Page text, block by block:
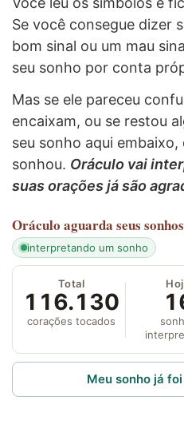
Se você consegue dizer
bom sinal ou um mau
seu sonho por conta
Mas se ele pareceu
encaixam, ou se restou
seu sonho aqui
sonhou. Oráculo vai
suas orações já são
Oráculo aguarda seus sonhos
interpretando um sonho
Total
116.130
corações tocados
Meu sonho já